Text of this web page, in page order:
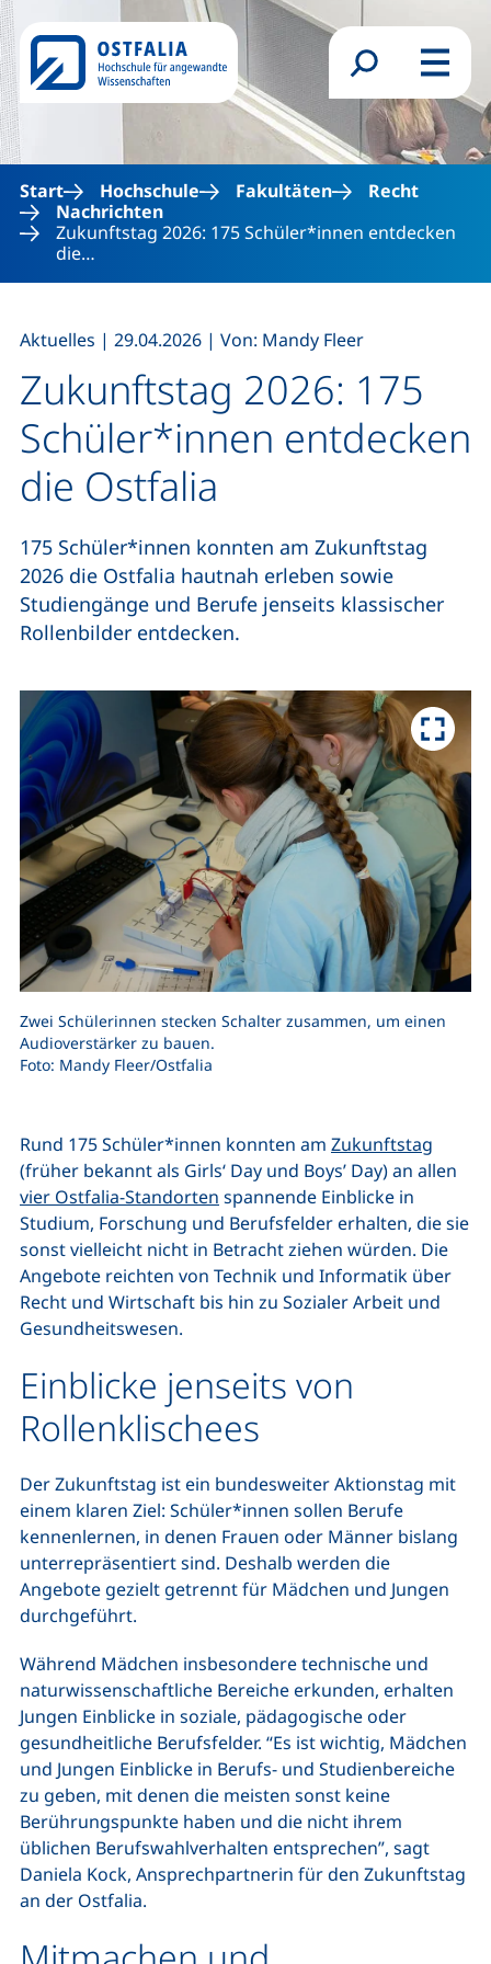
Direkt zum Inhalt
Suchformular
Menü
Start Hochschule Fakultäten
Recht
Nachrichten
Zukunftstag 2026: 175 Schüler*innen entdecken
die…
Zukunftstag 2026: 175
Schüler*innen entdecken
die Ostfalia
Aktuelles | 29.04.2026 | Von: Mandy Fleer
175 Schüler*innen konnten am Zukunftstag
2026 die Ostfalia hautnah erleben sowie
Studiengänge und Berufe jenseits klassischer
Rollenbilder entdecken.
Zwei Schülerinnen stecken Schalter zusammen, um einen
Audioverstärker zu bauen.
Foto: Mandy Fleer/Ostfalia
Rund 175 Schüler*innen konnten am Zukunftstag
(früher bekannt als Girls‘ Day und Boys’ Day) an allen
vier Ostfalia-Standorten spannende Einblicke in
Studium, Forschung und Berufsfelder erhalten, die sie
sonst vielleicht nicht in Betracht ziehen würden. Die
Angebote reichten von Technik und Informatik über
Recht und Wirtschaft bis hin zu Sozialer Arbeit und
Gesundheitswesen.
Einblicke jenseits von
Rollenklischees
Der Zukunftstag ist ein bundesweiter Aktionstag mit
einem klaren Ziel: Schüler*innen sollen Berufe
kennenlernen, in denen Frauen oder Männer bislang
unterrepräsentiert sind. Deshalb werden die
Angebote gezielt getrennt für Mädchen und Jungen
durchgeführt.
Während Mädchen insbesondere technische und
naturwissenschaftliche Bereiche erkunden, erhalten
Jungen Einblicke in soziale, pädagogische oder
gesundheitliche Berufsfelder. “Es ist wichtig, Mädchen
und Jungen Einblicke in Berufs- und Studienbereiche
zu geben, mit denen die meisten sonst keine
Berührungspunkte haben und die nicht ihrem
üblichen Berufswahlverhalten entsprechen”, sagt
Daniela Kock, Ansprechpartnerin für den Zukunftstag
an der Ostfalia.